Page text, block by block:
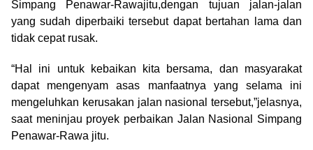
Simpang Penawar-Rawajitu,dengan tujuan jalan-jalan
yang sudah diperbaiki tersebut dapat bertahan lama dan
tidak cepat rusak.
“Hal ini untuk kebaikan kita bersama, dan masyarakat
dapat mengenyam asas manfaatnya yang selama ini
mengeluhkan kerusakan jalan nasional tersebut,”jelasnya,
saat meninjau proyek perbaikan Jalan Nasional Simpang
Penawar-Rawa jitu.